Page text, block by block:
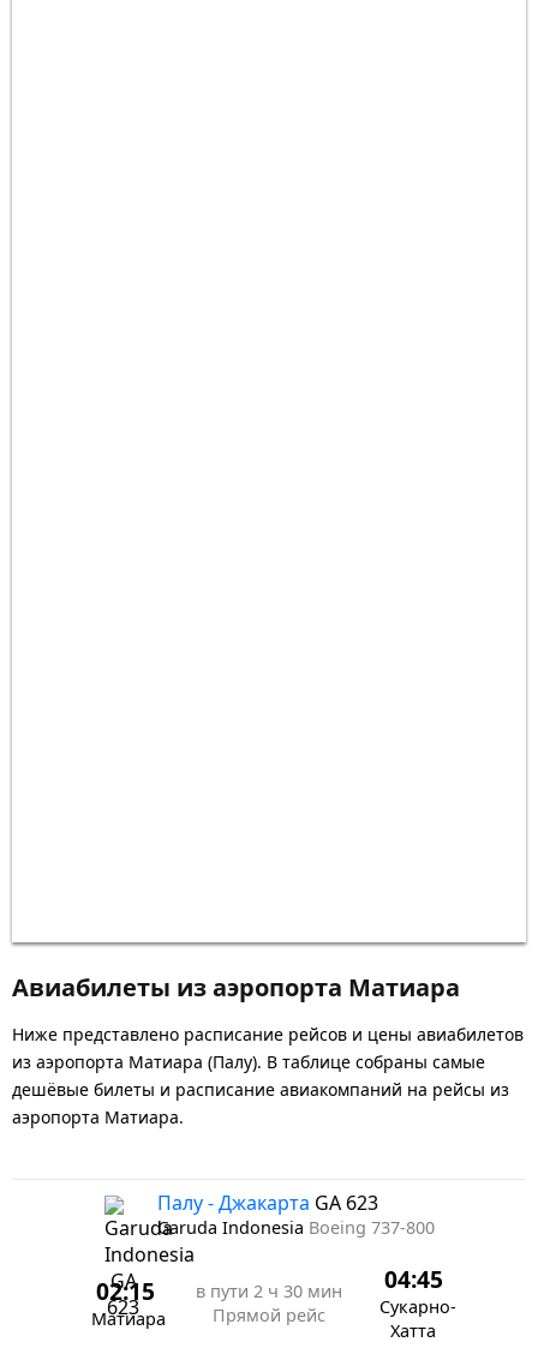
Авиабилеты из аэропорта Матиара
Ниже представлено расписание рейсов и цены авиабилетов
из аэропорта Матиара (Палу). В таблице собраны самые
дешёвые билеты и расписание авиакомпаний на рейсы из
аэропорта Матиара.
Палу - Джакарта GA 623
Garuda Indonesia Boeing 737-800
02:15
Матиара
в пути 2 ч 30 мин
Прямой рейс
04:45
Сукарно-
Хатта